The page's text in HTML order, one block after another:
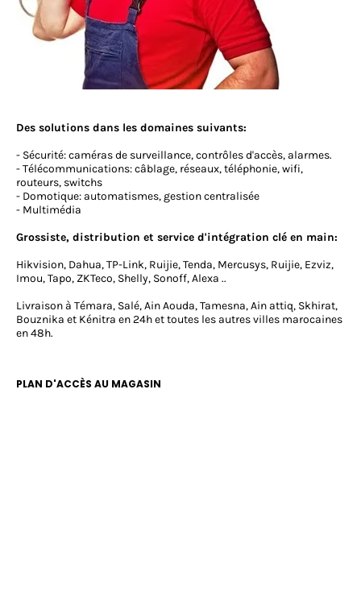
Des solutions dans les domaines suivants:
- Sécurité: caméras de surveillance, contrôles d'accès, alarmes.
- Télécommunications: câblage, réseaux, téléphonie, wifi,
routeurs, switchs
- Domotique: automatismes, gestion centralisée
- Multimédia
Grossiste, distribution et service d'intégration clé en main:
Hikvision, Dahua, TP-Link, Ruijie, Tenda, Mercusys, Ruijie, Ezviz,
Imou, Tapo, ZKTeco, Shelly, Sonoff, Alexa ..
Livraison à Témara, Salé, Ain Aouda, Tamesna, Ain attiq, Skhirat,
Bouznika et Kénitra en 24h et toutes les autres villes marocaines
en 48h.
PLAN D'ACCÈS AU MAGASIN